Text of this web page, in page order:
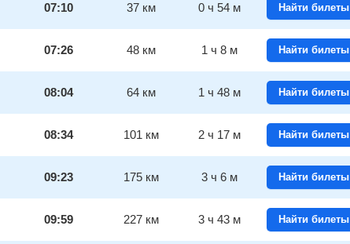
07:10 37 км 0 ч 54 м Найти билеты
07:26 48 км 1 ч 8 м Найти билеты
08:04 64 км 1 ч 48 м Найти билеты
08:34 101 км 2 ч 17 м Найти билеты
09:23 175 км 3 ч 6 м Найти билеты
09:59 227 км 3 ч 43 м Найти билеты